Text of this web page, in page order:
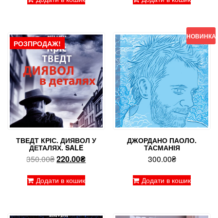
РОЗПРОДАЖ!
ТВЕДТ КРІС. ДИЯВОЛ У
ДЕТАЛЯХ. SALE
350.00₴Оригінальна
350.00₴.
220.00₴Поточна
Додати в кошик
НОВИНКА!
ДЖОРДАНО ПАОЛО.
ТАСМАНІЯ
300.00₴
Додати в кошик